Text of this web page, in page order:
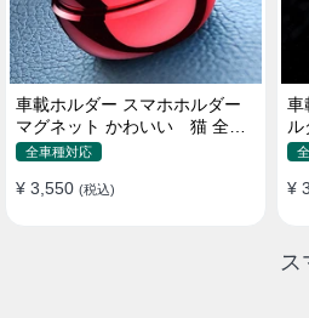
車載ホルダー スマホホルダー
マグネット かわいい 猫 全機
種 片手操作
全車種対応
¥ 3,550 (税込)
車
ル
付
¥
ス